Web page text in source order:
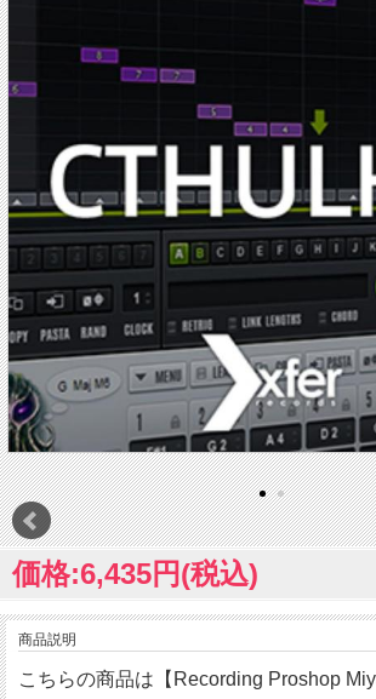
価格:6,435円(税込)
商品説明
こちらの商品は【Recording Proshop